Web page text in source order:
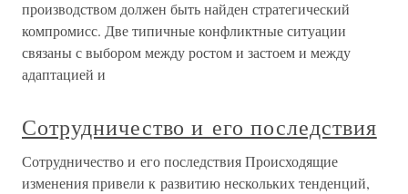
производством должен быть найден стратегический
компромисс. Две типичные конфликтные ситуации
связаны с выбором между ростом и застоем и между
адаптацией и
Сотрудничество и его последствия
Сотрудничество и его последствия Происходящие
изменения привели к развитию нескольких тенденций,